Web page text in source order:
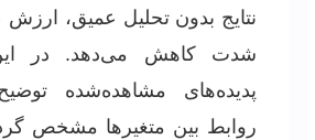
نتایج بدون تحلیل عمیق، ارزش
شدت کاهش می‌دهد. در
پدیده‌های مشاهده‌شده
روابط بین متغیرها مشخص